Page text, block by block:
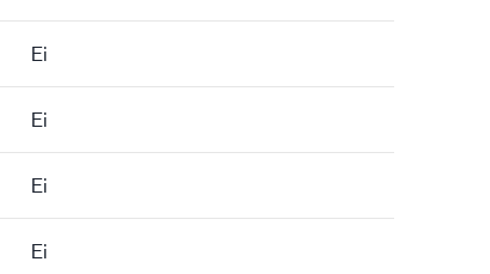
Ei
Ei
Ei
Ei